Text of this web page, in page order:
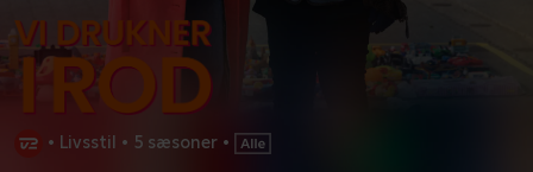
• Livsstil • 5 sæsoner •